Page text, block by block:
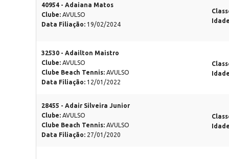
40954 - Adaiana Matos
Clube: AVULSO
Data Filiação: 19/02/2024
32530 - Adailton Maistro
Clube: AVULSO
Clube Beach Tennis: AVULSO
Data Filiação: 12/01/2022
28455 - Adair Silveira Junior
Clube: AVULSO
Clube Beach Tennis: AVULSO
Data Filiação: 27/01/2020